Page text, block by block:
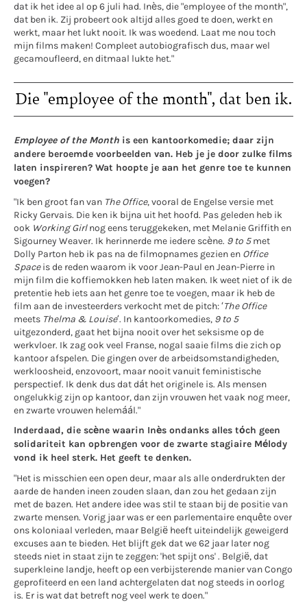
dat ik het idee al op 6 juli had. Inès, die "employee of the month",
dat ben ik. Zij probeert ook altijd alles goed te doen, werkt en
werkt, maar het lukt nooit. Ik was woedend. Laat me nou toch
mijn films maken! Compleet autobiografisch dus, maar wel
gecamoufleerd, en ditmaal lukte het."
Die "employee of the month", dat ben ik.
Employee of the Month is een kantoorkomedie; daar zijn
andere beroemde voorbeelden van. Heb je je door zulke films
laten inspireren? Wat hoopte je aan het genre toe te kunnen
voegen?
"Ik ben groot fan van The Office, vooral de Engelse versie met
Ricky Gervais. Die ken ik bijna uit het hoofd. Pas geleden heb ik
ook Working Girlnog eens teruggekeken, met Melanie Griffith en
Sigourney Weaver. Ik herinnerde me iedere scène. 9 to 5met
Dolly Parton heb ik pas na de filmopnames gezien en Office
Spaceis de reden waarom ik voor Jean-Paul en Jean-Pierre in
mijn film die koffiemokken heb laten maken. Ik weet niet of ik de
pretentie heb iets aan het genre toe te voegen, maar ik heb de
film aan de investeerders verkocht met de pitch: ‘The Office
meets Thelma & Louise’. In kantoorkomedies, 9 to 5
uitgezonderd, gaat het bijna nooit over het seksisme op de
werkvloer. Ik zag ook veel Franse, nogal saaie films die zich op
kantoor afspelen. Die gingen over de arbeidsomstandigheden,
werkloosheid, enzovoort, maar nooit vanuit feministische
perspectief. Ik denk dus dat dát het originele is. Als mensen
ongelukkig zijn op kantoor, dan zijn vrouwen het vaak nog meer,
en zwarte vrouwen helemáál."
Inderdaad, die scène waarin Inès ondanks alles tóch geen
solidariteit kan opbrengen voor de zwarte stagiaire Mélody
vond ik heel sterk. Het geeft te denken.
"Het is misschien een open deur, maar als alle onderdrukten der
aarde de handen ineen zouden slaan, dan zou het gedaan zijn
met de bazen. Het andere idee was stil te staan bij de positie van
zwarte mensen. Vorig jaar was er een parlementaire enquête over
ons koloniaal verleden, maar België heeft uiteindelijk geweigerd
excuses aan te bieden. Het blijft gek dat we 62 jaar later nog
steeds niet in staat zijn te zeggen: 'het spijt ons' . België, dat
superkleine landje, heeft op een verbijsterende manier van Congo
geprofiteerd en een land achtergelaten dat nog steeds in oorlog
is. Er is wat dat betreft nog veel werk te doen."